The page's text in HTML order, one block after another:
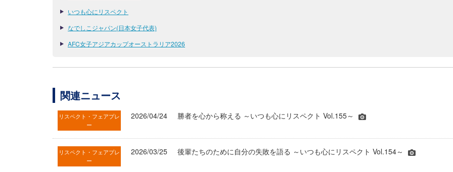
いつも心にリスペクト
なでしこジャパン(日本女子代表)
AFC女子アジアカップオーストラリア2026
関連ニュース
リスペクト・フェアプレ
ー
2026/04/24 勝者を心から称える ～いつも心にリスペクト Vol.155～
リスペクト・フェアプレ
ー
2026/03/25 後輩たちのために自分の失敗を語る ～いつも心にリスペクト Vol.154～